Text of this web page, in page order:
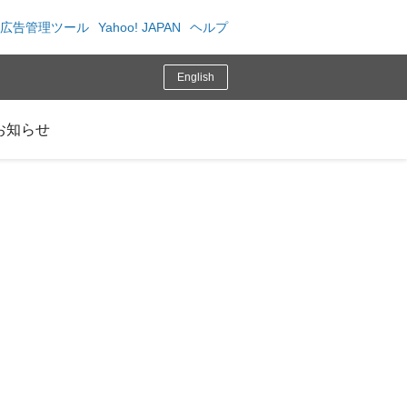
広告管理ツール Yahoo! JAPAN ヘルプ
English
知らせ